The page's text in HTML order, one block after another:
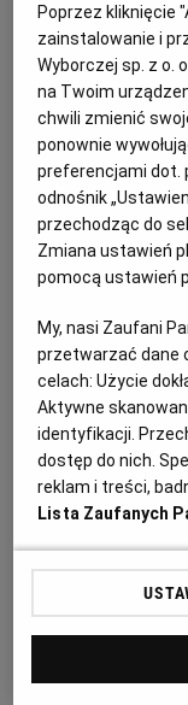
i żeby pale się nie
Późną jesienią
zaczyna się od
podrzyna, czyli
zasychała, bo
Jeśli się ich nie
przymrozków
plantacji”
Obrywa się
strychach
później, gdy
W łuskaniu
z tego rejonu –
wałki od pralki
bo jest w niej
przebrać:
według jakości,
przebarwień. Te
Poprzez kliknięcie
zainstalowanie i
Wyborczej sp. z o.
na Twoim
chwili zmienić
ponownie
preferencjami dot.
odnośnik
przechodząc do
Zmiana ustawień
pomocą ustawień
My, nasi Zaufani
przetwarzać dane
celach:Użycie
Aktywne
identyfikacji.
dostęp do nich.
reklam i treści,
Lista Zaufanych